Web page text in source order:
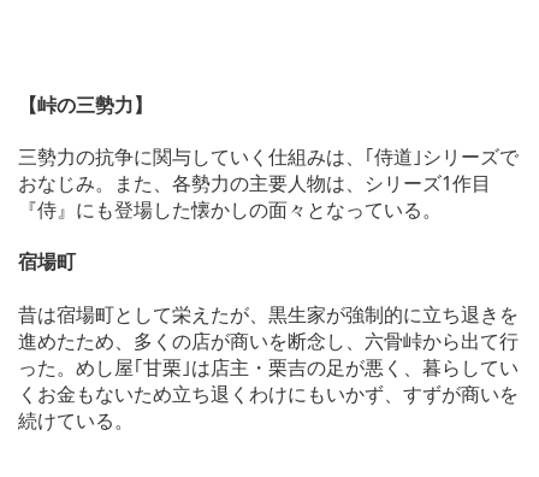
【峠の三勢力】
三勢力の抗争に関与していく仕組みは、｢侍道｣シリーズで
おなじみ。また、各勢力の主要人物は、シリーズ1作目
『侍』にも登場した懐かしの面々となっている。
宿場町
昔は宿場町として栄えたが、黒生家が強制的に立ち退きを
進めたため、多くの店が商いを断念し、六骨峠から出て行
った。めし屋｢甘栗｣は店主・栗吉の足が悪く、暮らしてい
くお金もないため立ち退くわけにもいかず、すずが商いを
続けている。